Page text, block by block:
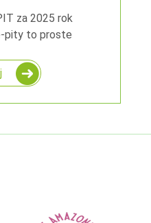
za 2025 rok
pity to proste